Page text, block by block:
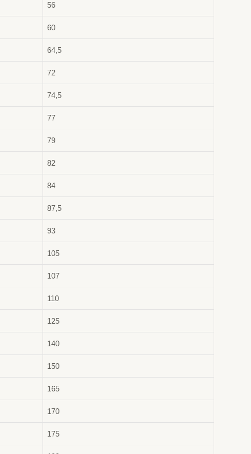
56
60
64,5
72
74,5
77
79
82
84
87,5
93
105
107
110
125
140
150
165
170
175